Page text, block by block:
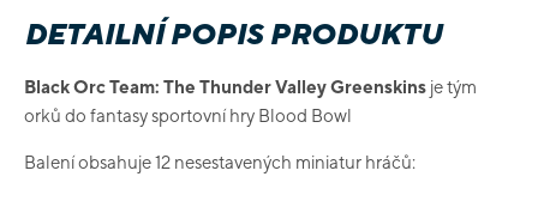
DETAILNÍ POPIS PRODUKTU
Black Orc Team: The Thunder Valley Greenskins je tým
orků do fantasy sportovní hry Blood Bowl
Balení obsahuje 12 nesestavených miniatur hráčů: